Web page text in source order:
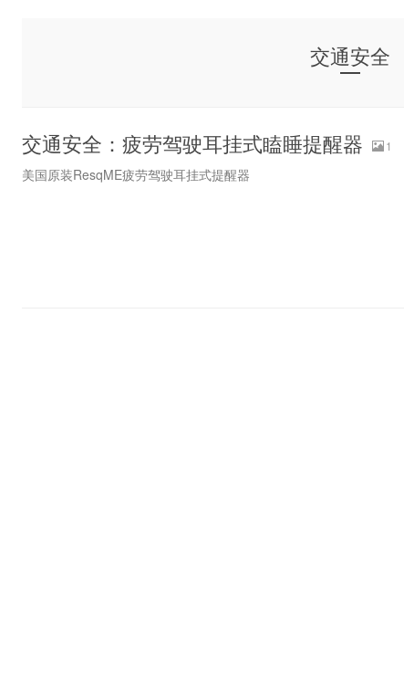
交通安全
交通安全：疲劳驾驶耳挂式瞌睡提醒器 1
美国原装ResqME疲劳驾驶耳挂式提醒器